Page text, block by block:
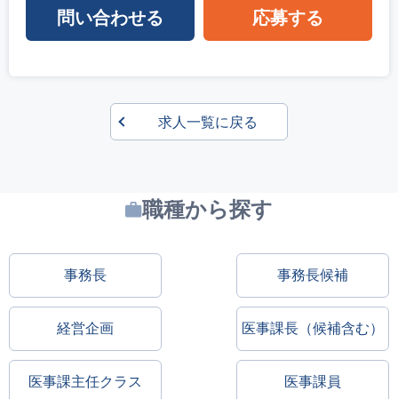
問い合わせる 応募する
求人一覧に戻る
職種から探す
事務長 事務長候補
経営企画 医事課長（候補含む）
医事課主任クラス 医事課員